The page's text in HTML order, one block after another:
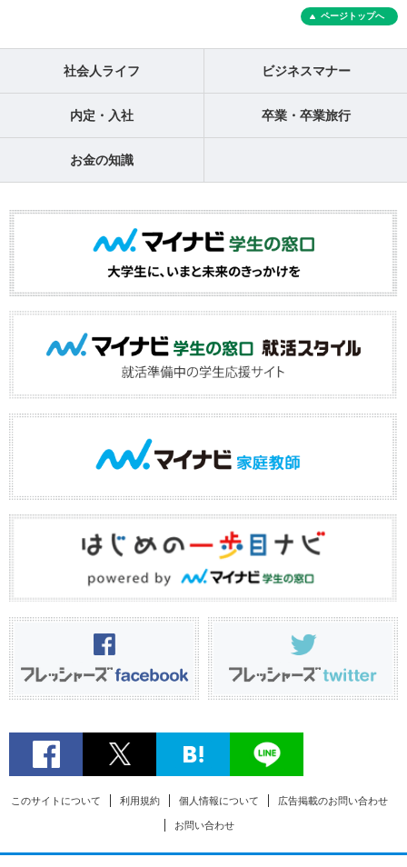
ページトップへ
社会人ライフ ビジネスマナー
内定・入社 卒業・卒業旅行
お金の知識
このサイトについて 利用規約 個人情報について 広告掲載のお問い合わせ
お問い合わせ